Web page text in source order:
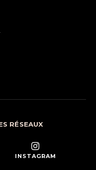
RÉSEAUX
INSTAGRAM